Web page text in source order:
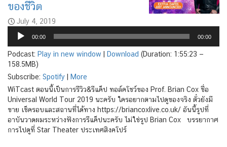
ของชีวิต
July 4, 2019
Audio
Player
00:00 00:00
Podcast: Play in new window | Download (Duration: 1:55:23 —
158.5MB)
Subscribe: Spotify | More
WiTcast ตอนนี้เป็นการรีวิว&รีแค็ป ทอล์คโชว์ของ Prof. Brian Cox ชื่อ
Universal World Tour 2019 นะครับ ใครอยากตามไปดูของจริง ตั๋วยังมี
ขาย เช็ครอบและสถานที่ได้ทาง https://briancoxlive.co.uk/ อันนี้รูปที่
อาบันวาดผมระหว่างฟังการรีแค็ปนะครับ ไม่ใช่รูป Brian Cox บรรยากาศ
การไปดูที่ Star Theater ประเทศสิงคโปร์